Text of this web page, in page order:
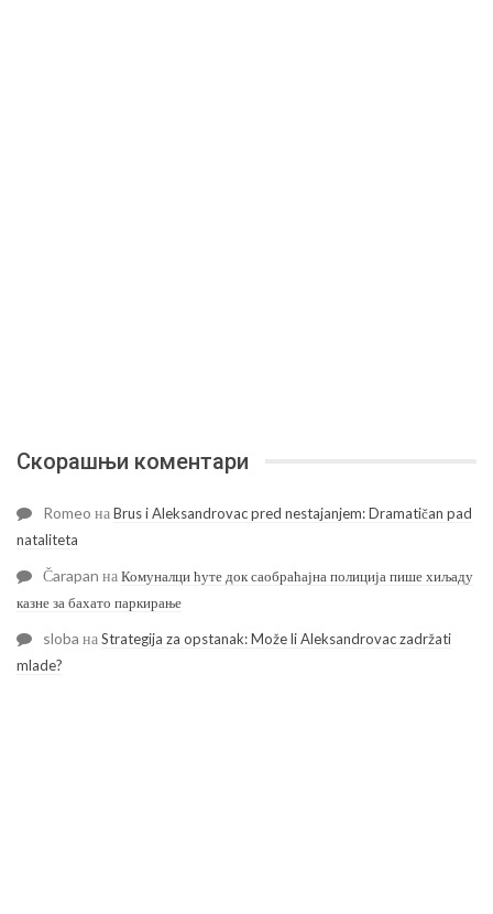
Скорашњи коментари
Romeo наBrus i Aleksandrovac pred nestajanjem: Dramatičan pad
nataliteta
Čarapan наКомуналци ћуте док саобраћајна полиција пише хиљаду
казне за бахато паркирање
sloba наStrategija za opstanak: Može li Aleksandrovac zadržati
mlade?